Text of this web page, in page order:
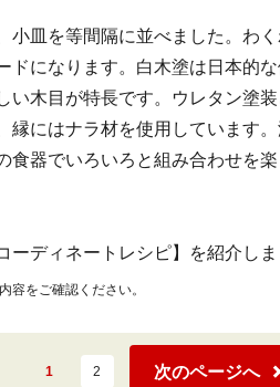
小皿を等間隔に並べました。わ
ドになります。白木塗は日本的な
い木目が特長です。ウレタン塗装
縁にはナラ材を使用しています
器でいろいろと組み合わせを楽
ーディネートレシピ】を紹介しま
容をご確認ください。
1 2 次のページへ